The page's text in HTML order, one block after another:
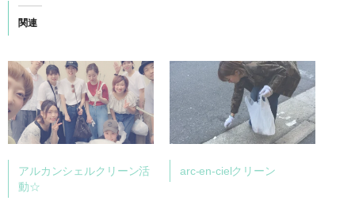
関連
アルカンシェルクリーン活
動☆
arc-en-cielクリーン